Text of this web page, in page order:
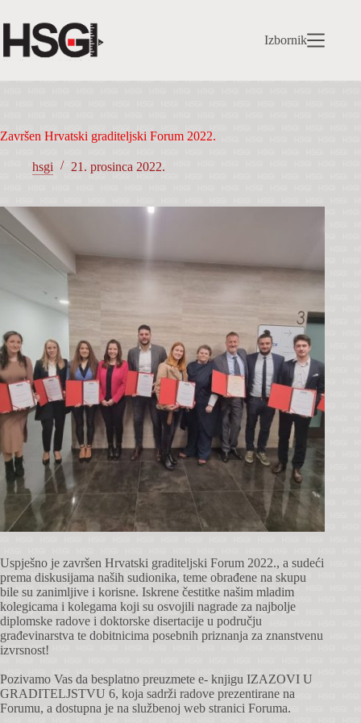
na
sadržaj
Izbornik
Završen Hrvatski graditeljski Forum 2022.
hsgi 21. prosinca 2022.
Uspješno je završen Hrvatski graditeljski Forum 2022., a sudeći
prema diskusijama naših sudionika, teme obrađene na skupu
bile su zanimljive i korisne. Iskrene čestitke našim mladim
kolegicama i kolegama koji su osvojili nagrade za najbolje
diplomske radove i doktorske disertacije u području
građevinarstva te dobitnicima posebnih priznanja za znanstvenu
izvrsnost!
Pozivamo Vas da besplatno preuzmete e- knjigu IZAZOVI U
GRADITELJSTVU 6, koja sadrži radove prezentirane na
Forumu, a dostupna je na službenoj web stranici Foruma.